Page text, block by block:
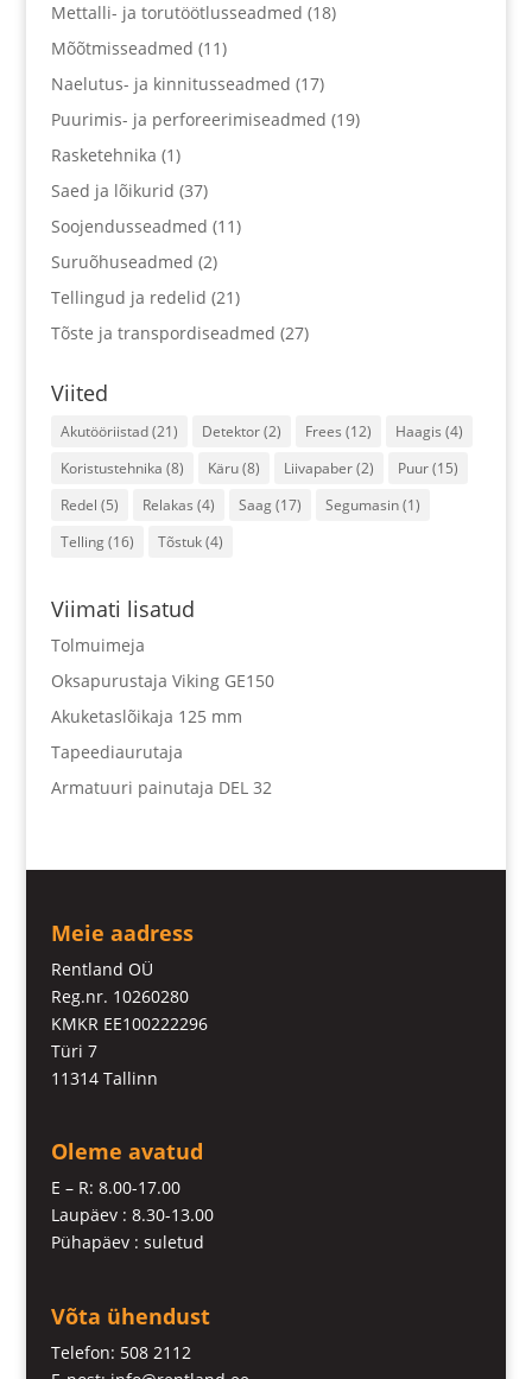
Mettalli- ja torutöötlusseadmed (18)
Mõõtmisseadmed (11)
Naelutus- ja kinnitusseadmed (17)
Puurimis- ja perforeerimiseadmed (19)
Rasketehnika (1)
Saed ja lõikurid (37)
Soojendusseadmed (11)
Suruõhuseadmed (2)
Tellingud ja redelid (21)
Tõste ja transpordiseadmed (27)
Viited
Akutööriistad(21) Detektor(2) Frees (12) Haagis (4)
Koristustehnika (8) Käru(8) Liivapaber(2) Puur(15)
Redel (5) Relakas (4) Saag(17) Segumasin(1)
Telling(16) Tõstuk(4)
Viimati lisatud
Tolmuimeja
Oksapurustaja Viking GE150
Akuketaslõikaja 125 mm
Tapeediaurutaja
Armatuuri painutaja DEL 32
Meie aadress
Rentland OÜ
Reg.nr. 10260280
KMKR EE100222296
Türi 7
11314 Tallinn
Oleme avatud
E – R: 8.00-17.00
Laupäev : 8.30-13.00
Pühapäev : suletud
Võta ühendust
Telefon: 508 2112